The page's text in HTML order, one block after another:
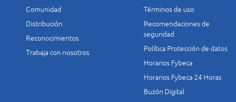
Comunidad
Distribución
Reconocimientos
Trabaja con nosotros
Términos de uso
Recomendaciones de
seguridad
Política Protección de datos
Horarios Fybeca
Horarios Fybeca 24 Horas
Buzón Digital